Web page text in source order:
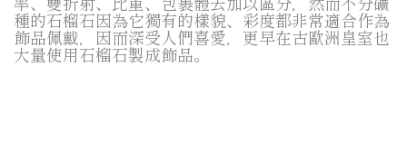
種的石榴石因為它獨有的樣貌、彩度都非常適合作為
飾品佩戴，因而深受人們喜愛，更早在古歐洲皇室也
大量使用石榴石製成飾品。